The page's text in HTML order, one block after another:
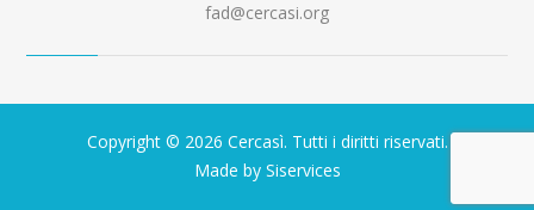
fad@cercasi.org
Copyright © 2026 Cercasì. Tutti i diritti riservati.
Made by Siservices